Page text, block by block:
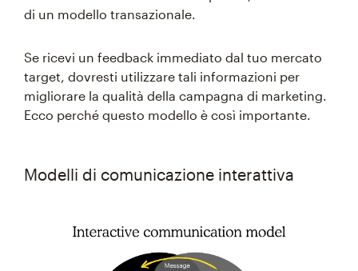
di un modello transazionale.
Se ricevi un feedback immediato dal tuo mercato
target, dovresti utilizzare tali informazioni per
migliorare la qualità della campagna di marketing.
Ecco perché questo modello è così importante.
Modelli di comunicazione interattiva